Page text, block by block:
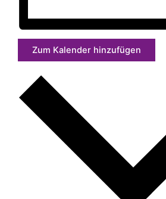
Zum Kalender hinzufügen